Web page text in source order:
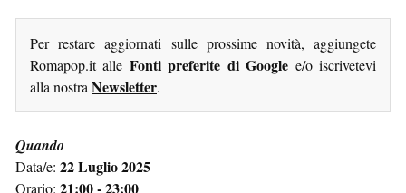
Per restare aggiornati sulle prossime novità, aggiungete
Romapop.it alle Fonti preferite di Google e/o iscrivetevi
alla nostra Newsletter.
Quando
Data/e: 22 Luglio 2025
Orario: 21:00 - 23:00